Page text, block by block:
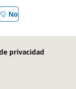
No
privacidad